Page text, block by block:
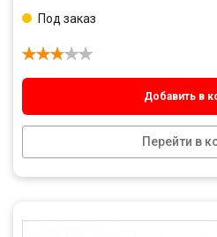
Добавить в
Перейти в
Под заказ